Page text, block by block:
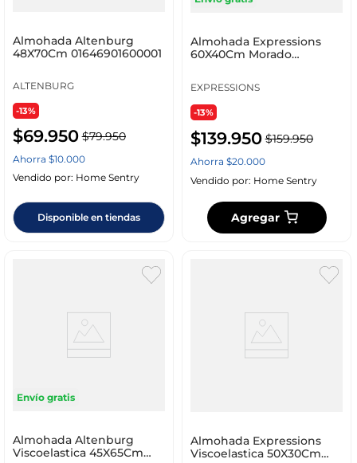
Almohada Altenburg
48X70Cm 01646901600001
ALTENBURG
-13%
$69.950 $79.950
Ahorra $10.000
Vendido por: Home Sentry
Disponible en tiendas
Almohada Expressions
60X40Cm Morado
EXPRESSIONS
-13%
$139.950 $159.950
Ahorra $20.000
Vendido por: Home Sentry
Agregar
Envío gratis
Almohada Altenburg
Viscoelastica 45X65Cm
Almohada Expressions
Viscoelastica 50X30Cm